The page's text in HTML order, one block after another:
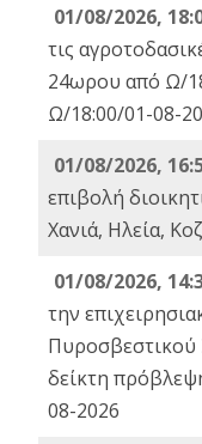
01/08/2026,
τις
24ωρου από Ω/
Ω/18:00/01-08-
01/08/2026,
επιβολή
Χανιά, Ηλεία,
01/08/2026,
την
δείκτη
08-2026